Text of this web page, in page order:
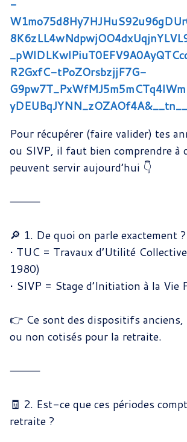
-
R2GxfC-tPoZOrsbzjjF7G-
Pour récupérer (faire valider) tes
ou SIVP, il faut bien comprendre à
peuvent servir aujourd’hui 👇
⸻
🔎 1. De quoi on parle exactement ?
• TUC = Travaux d’Utilité
1980)
• SIVP = Stage d’Initiation à la Vie
👉 Ce sont des dispositifs anciens,
ou non cotisés pour la retraite.
⸻
🧾 2. Est-ce que ces périodes
retraite ?